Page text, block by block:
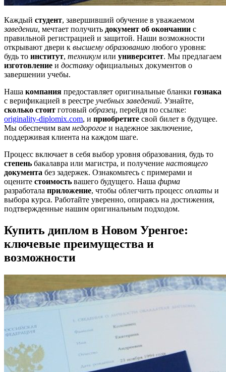
Каждый студент, завершивший обучение в уважаемом
заведении, мечтает получить документ об окончании с
правильной регистрацией и защитой. Наши возможности
открывают двери к высшему образованию любого уровня:
будь то институт, техникум или университет. Мы предлагаем
изготовление и доставку официальных документов о
завершении учебы.
Наша компания предоставляет оригинальные бланки гознака
с верификацией в реестре учебных заведений. Узнайте,
сколько стоит готовый образец, перейдя по ссылке:
originality-diplomix.com, и приобретите свой билет в будущее.
Мы обеспечим вам недорогое и надежное заключение,
поддерживая клиента на каждом шаге.
Процесс включает в себя выбор уровня образования, будь то
степень бакалавра или магистра, и получение настоящего
документа без задержек. Ознакомьтесь с примерами и
оцените стоимость вашего будущего. Наша фирма
разработала приложение, чтобы облегчить процесс оплаты и
выбора курса. Работайте уверенно, опираясь на достижения,
подтвержденные нашим оригинальным подходом.
Купить диплом в Новом Уренгое:
ключевые преимущества и
возможности